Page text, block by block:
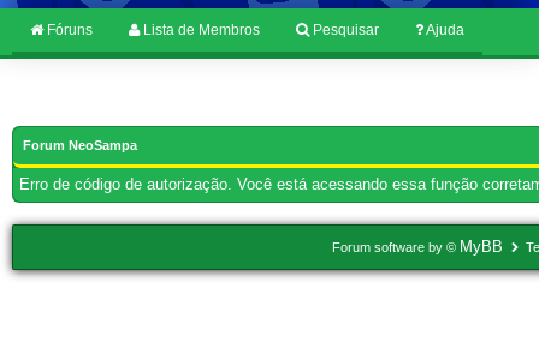
Fóruns Lista de Membros Pesquisar Ajuda
Forum NeoSampa
Erro de código de autorização. Você está acessando essa função
Forum software by © MyBB